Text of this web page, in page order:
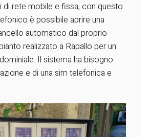
di rete mobile e fissa; con questo
è possibile aprire una
automatico dal proprio
realizzato a Rapallo per un
Il sistema ha bisogno
e di una sim telefonica e